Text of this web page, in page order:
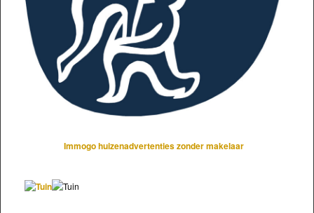
Immogo huizenadvertenties zonder makelaar